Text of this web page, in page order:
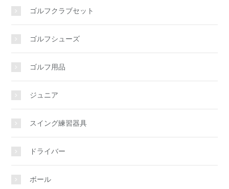
ゴルフクラブセット
ゴルフシューズ
ゴルフ用品
ジュニア
スイング練習器具
ドライバー
ボール